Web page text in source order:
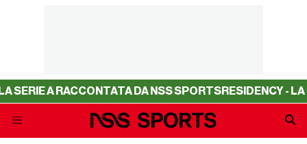
A RACCONTATA DA NSS SPORTSRESIDENCY - LA